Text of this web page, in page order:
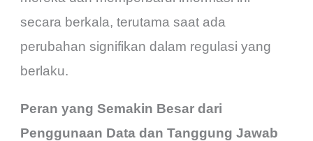
secara berkala, terutama saat ada
perubahan signifikan dalam regulasi yang
berlaku.
Peran yang Semakin Besar dari
Penggunaan Data dan Tanggung Jawab